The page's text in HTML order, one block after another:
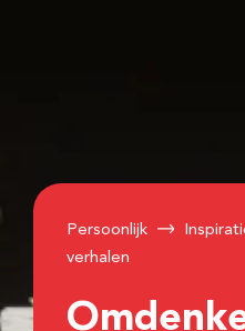
Persoonlijk
verhalen